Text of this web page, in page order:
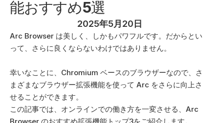
能おすすめ5選
2025年5月20日
Arc Browser は美しく、しかもパワフルです。だからとい
って、さらに良くならないわけではありません。
幸いなことに、Chromium ベースのブラウザーなので、さ
まざまなブラウザー拡張機能を使って Arc をさらに向上さ
せることができます。
この記事では、オンラインでの働き方を一変させる、Arc